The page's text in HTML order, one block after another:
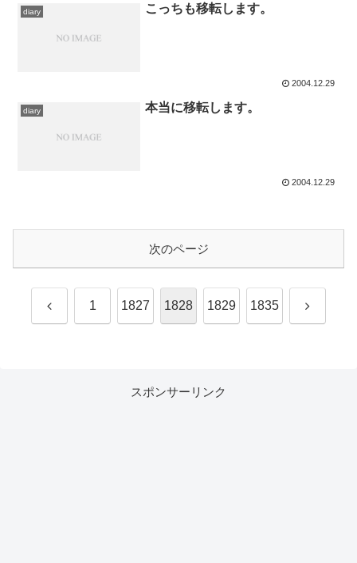
diary こっちも移転します。
2004.12.29
diary 本当に移転します。
2004.12.29
次のページ
前 1 1827 1828 1829 1835 次
スポンサーリンク